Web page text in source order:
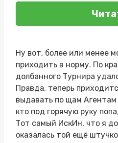
Ну вот, более или менее
приходить в норму. По
долбанного Турнира
Правда, теперь
выдавать по щам
кто под горячую руку
Тот самый ИскИн, что я
оказалась той ещё